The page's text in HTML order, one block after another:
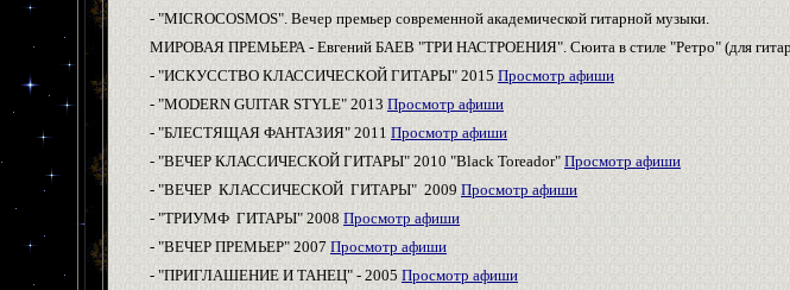
- "MICROCOSMOS". Вечер премьер современной академической гитарной музыки.
МИРОВАЯ ПРЕМЬЕРА - Евгений БАЕВ "ТРИ НАСТРОЕНИЯ". Сюита в стиле "Ретро" (для
- "ИСКУССТВО КЛАССИЧЕСКОЙ ГИТАРЫ" 2015 Просмотр афиши
- "MODERN GUITAR STYLE" 2013 Просмотр афиши
- "БЛЕСТЯЩАЯ ФАНТАЗИЯ" 2011 Просмотр афиши
- "ВЕЧЕР КЛАССИЧЕСКОЙ ГИТАРЫ" 2010 "Black Toreador" Просмотр афиши
- "ВЕЧЕР КЛАССИЧЕСКОЙ ГИТАРЫ" 2009 Просмотр афиши
- "ТРИУМФ ГИТАРЫ" 2008 Просмотр афиши
- "ВЕЧЕР ПРЕМЬЕР" 2007 Просмотр афиши
- "ПРИГЛАШЕНИЕ И ТАНЕЦ" - 2005 Просмотр афиши